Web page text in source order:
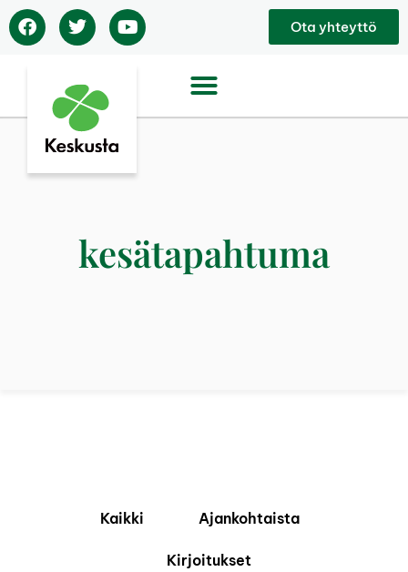
Ota yhteyttö
kesätapahtuma
Kaikki Ajankohtaista
Kirjoitukset